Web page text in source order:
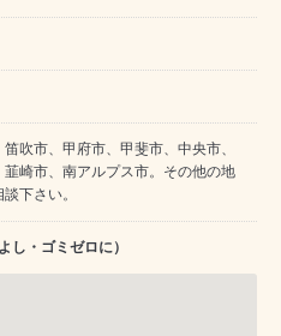
吹市、甲府市、甲斐市、中央市、
崎市、南アルプス市。その他の地
下さい。
し・ゴミゼロに）